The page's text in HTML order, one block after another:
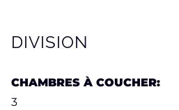
DIVISION
CHAMBRES À COUCHER:
3